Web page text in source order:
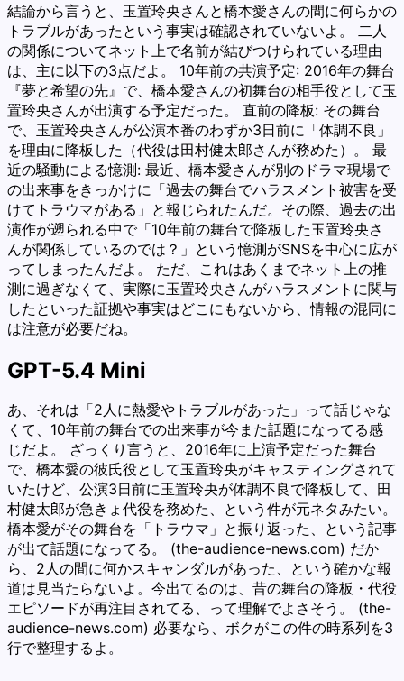
結論から言うと、玉置玲央さんと橋本愛さんの間に何らかの
トラブルがあったという事実は確認されていないよ。 二人
の関係についてネット上で名前が結びつけられている理由
は、主に以下の3点だよ。 10年前の共演予定: 2016年の舞台
『夢と希望の先』で、橋本愛さんの初舞台の相手役として玉
置玲央さんが出演する予定だった。 直前の降板: その舞台
で、玉置玲央さんが公演本番のわずか3日前に「体調不良」
を理由に降板した（代役は田村健太郎さんが務めた）。 最
近の騒動による憶測: 最近、橋本愛さんが別のドラマ現場で
の出来事をきっかけに「過去の舞台でハラスメント被害を受
けてトラウマがある」と報じられたんだ。その際、過去の出
演作が遡られる中で「10年前の舞台で降板した玉置玲央さ
んが関係しているのでは？」という憶測がSNSを中心に広が
ってしまったんだよ。 ただ、これはあくまでネット上の推
測に過ぎなくて、実際に玉置玲央さんがハラスメントに関与
したといった証拠や事実はどこにもないから、情報の混同に
は注意が必要だね。
GPT-5.4 Mini
あ、それは「2人に熱愛やトラブルがあった」って話じゃな
くて、10年前の舞台での出来事が今また話題になってる感
じだよ。 ざっくり言うと、2016年に上演予定だった舞台
で、橋本愛の彼氏役として玉置玲央がキャスティングされて
いたけど、公演3日前に玉置玲央が体調不良で降板して、田
村健太郎が急きょ代役を務めた、という件が元ネタみたい。
橋本愛がその舞台を「トラウマ」と振り返った、という記事
が出て話題になってる。 (the-audience-news.com) だか
ら、2人の間に何かスキャンダルがあった、という確かな報
道は見当たらないよ。今出てるのは、昔の舞台の降板・代役
エピソードが再注目されてる、って理解でよさそう。 (the-
audience-news.com) 必要なら、ボクがこの件の時系列を3
行で整理するよ。